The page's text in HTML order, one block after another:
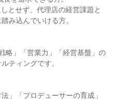
とせず、代理店の経営課題と
み込んでいける方。
略」「営業力」「経営基盤」の
ティングです。
」「プロデューサーの育成」